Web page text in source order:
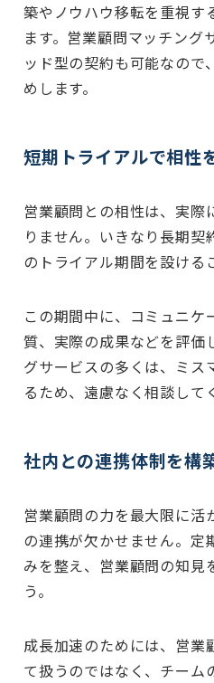
築やノウハウ移転を重視す
ます。営業顧問マッチング
ッド型の契約も可能なの
めします。
短期トライアルで相性
営業顧問との相性は、実
りません。いきなり長期
のトライアル期間を設ける
この期間中に、コミュニ
質、実際の成果などを評価
グサービスの多くは、ミス
るため、遠慮なく相談して
社内との連携体制を構
営業顧問の力を最大限に
の連携が欠かせません。定
みを整え、営業顧問の知見
う。
成長加速のためには、営業
て扱うのではなく、チーム